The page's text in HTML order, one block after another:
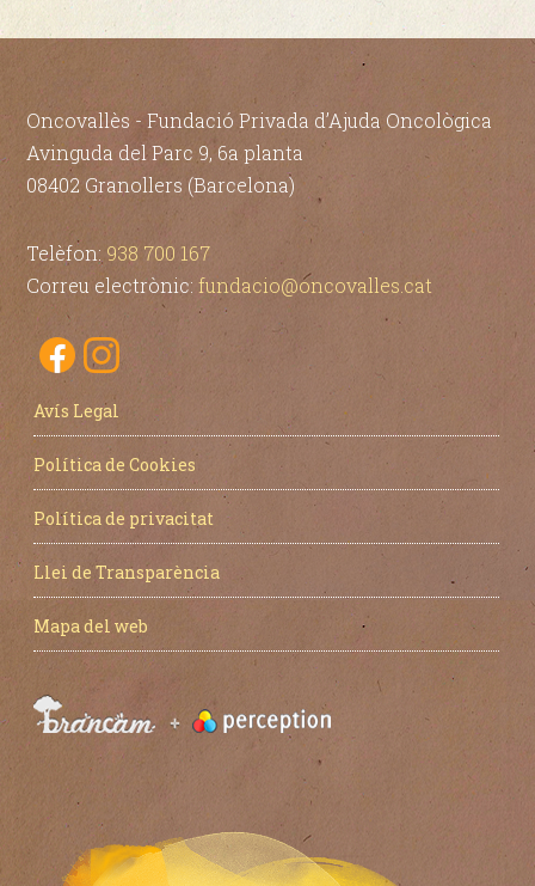
Oncovallès - Fundació Privada d’Ajuda Oncològica
Avinguda del Parc 9, 6a planta
08402 Granollers (Barcelona)
Telèfon: 938 700 167
Correu electrònic:fundacio@oncovalles.cat
Avís Legal
Política de Cookies
Política de privacitat
Llei de Transparència
Mapa del web